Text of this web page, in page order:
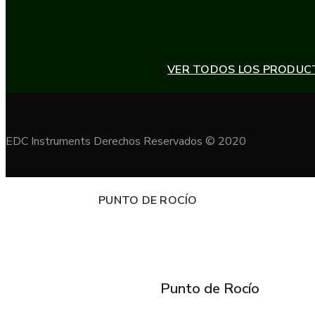
VER TODOS LOS
PUNTO DE ROCÍO
Punto de Rocío
EDC Instruments Derechos Reservados © 2020